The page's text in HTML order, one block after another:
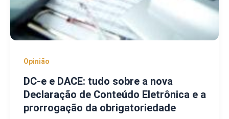
Opinião
DC-e e DACE: tudo sobre a nova
Declaração de Conteúdo Eletrônica e a
prorrogação da obrigatoriedade